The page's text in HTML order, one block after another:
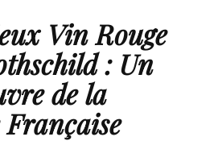
Vin Rouge
: Un
de la